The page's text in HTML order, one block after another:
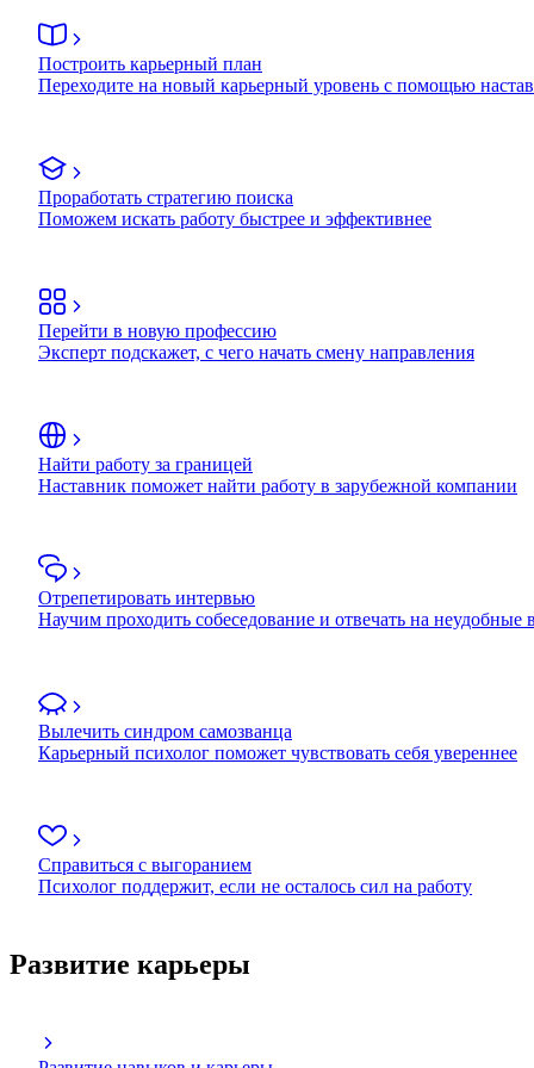
Построить карьерный план
Переходите на новый карьерный уровень с помощью
Проработать стратегию поиска
Поможем искать работу быстрее и эффективнее
Перейти в новую профессию
Эксперт подскажет, с чего начать смену направления
Найти работу за границей
Наставник поможет найти работу в зарубежной компании
Отрепетировать интервью
Научим проходить собеседование и отвечать на неудобные
Вылечить синдром самозванца
Карьерный психолог поможет чувствовать себя увереннее
Справиться с выгоранием
Психолог поддержит, если не осталось сил на работу
Развитие карьеры